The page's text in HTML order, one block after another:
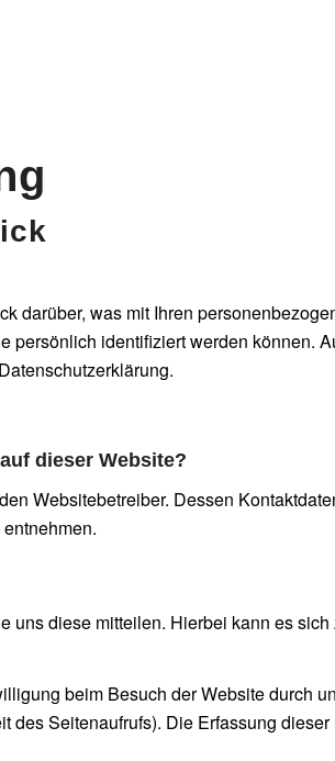
darüber, was mit Ihren
identifiziert werden können.
dieser Website?
Websitebetreiber. Dessen
uns diese mitteilen. Hierbei kann es
beim Besuch der Website durch
des Seitenaufrufs). Die Erfassung